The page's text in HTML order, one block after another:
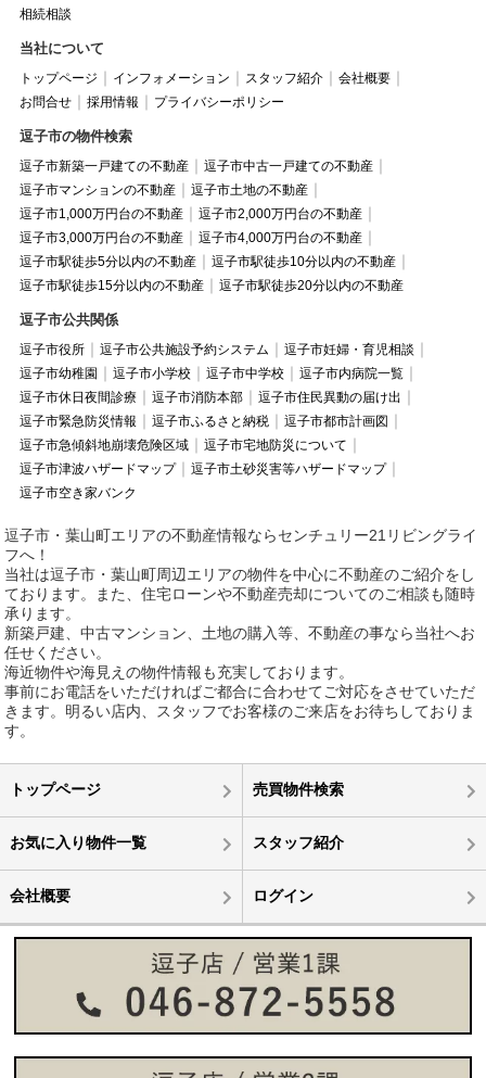
相続相談
当社について
トップページ インフォメーション スタッフ紹介
会社概要
お問合せ
採用情報 プライバシーポリシー
逗子市の物件検索
逗子市新築一戸建ての不動産
逗子市中古一戸建ての不動産
逗子市マンションの不動産
逗子市土地の不動産
逗子市1,000万円台の不動産
逗子市2,000万円台の不動産
逗子市3,000万円台の不動産
逗子市4,000万円台の不動産
逗子市駅徒歩5分以内の不動産
逗子市駅徒歩10分以内の不動産
逗子市駅徒歩15分以内の不動産
逗子市駅徒歩20分以内の不動産
逗子市公共関係
逗子市役所 逗子市公共施設予約システム
逗子市妊婦・育児相談
逗子市幼稚園
逗子市小学校 逗子市中学校
逗子市内病院一覧
逗子市休日夜間診療
逗子市消防本部
逗子市住民異動の届け出
逗子市緊急防災情報
逗子市ふるさと納税
逗子市都市計画図
逗子市急傾斜地崩壊危険区域
逗子市宅地防災について
逗子市津波ハザードマップ
逗子市土砂災害等ハザードマップ
逗子市空き家バンク
逗子市・葉山町エリアの不動産情報ならセンチュリー21リビングライ
フへ！
当社は逗子市・葉山町周辺エリアの物件を中心に不動産のご紹介をし
ております。また、住宅ローンや不動産売却についてのご相談も随時
承ります。
新築戸建、中古マンション、土地の購入等、不動産の事なら当社へお
任せください。
海近物件や海見えの物件情報も充実しております。
事前にお電話をいただければご都合に合わせてご対応をさせていただ
きます。明るい店内、スタッフでお客様のご来店をお待ちしておりま
す。
トップページ 売買物件検索
お気に入り物件一覧 スタッフ紹介
会社概要 ログイン